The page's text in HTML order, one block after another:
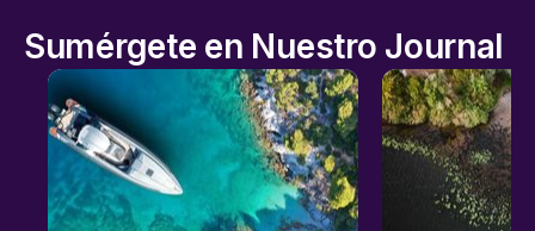
Sumérgete en Nuestro Journal